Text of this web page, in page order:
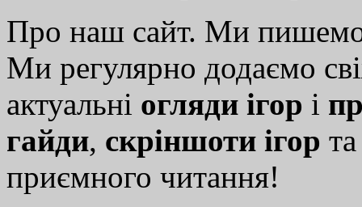
Про наш сайт. Ми
Ми регулярно додаємо
актуальні огляди ігор і
гайди, скріншоти ігор
приємного читання!